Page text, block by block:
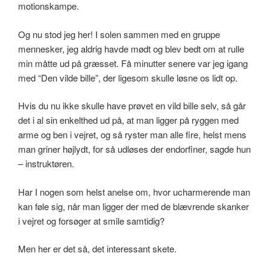
motionskampe.
Og nu stod jeg her! I solen sammen med en gruppe
mennesker, jeg aldrig havde mødt og blev bedt om at rulle
min måtte ud på græsset. Få minutter senere var jeg igang
med “Den vilde bille”, der ligesom skulle løsne os lidt op.
Hvis du nu ikke skulle have prøvet en vild bille selv, så går
det i al sin enkelthed ud på, at man ligger på ryggen med
arme og ben i vejret, og så ryster man alle fire, helst mens
man griner højlydt, for så udløses der endorfiner, sagde hun
– instruktøren.
Har I nogen som helst anelse om, hvor ucharmerende man
kan føle sig, når man ligger der med de blævrende skanker
i vejret og forsøger at smile samtidig?
Men her er det så, det interessant skete.